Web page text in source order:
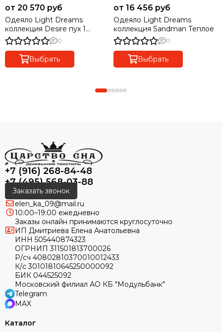
от 20 570 руб
Одеяло Light Dreams
коллекция Desire пух 1
категории Теплое
0
Выбрать
от 16 456 руб
Одеяло Light Dreams
коллекция Sandman Теплое
0
Выбрать
+7 (916) 268-84-48
+7 (495) 568-03-88
Заказать звонок
elen_ka_09@mail.ru
10:00–19:00 ежедневно
Заказы онлайн принимаются круглосуточно
ИП Дмитриева Елена Анатольевна
ИНН 505440874323
ОГРНИП 311501813700026
Р/сч 40802810370010012433
К/с 30101810645250000092
БИК 044525092
Московский филиал АО КБ "Модульбанк"
Telegram
MAX
Каталог